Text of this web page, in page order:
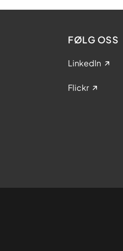
FØLG OSS
LinkedIn
Flickr